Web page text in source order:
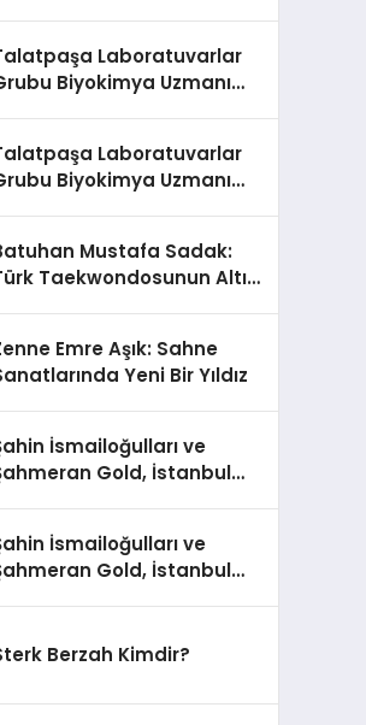
Laboratuvarlar
Biyokimya Uzmanı
Laboratuvarlar
Biyokimya Uzmanı
Mustafa Sadak:
Taekwondosunun Altın
Emre Aşık: Sahne
Yeni Bir Yıldız
İsmailoğulları ve
Gold, İstanbul
İsmailoğulları ve
Gold, İstanbul
Berzah Kimdir?